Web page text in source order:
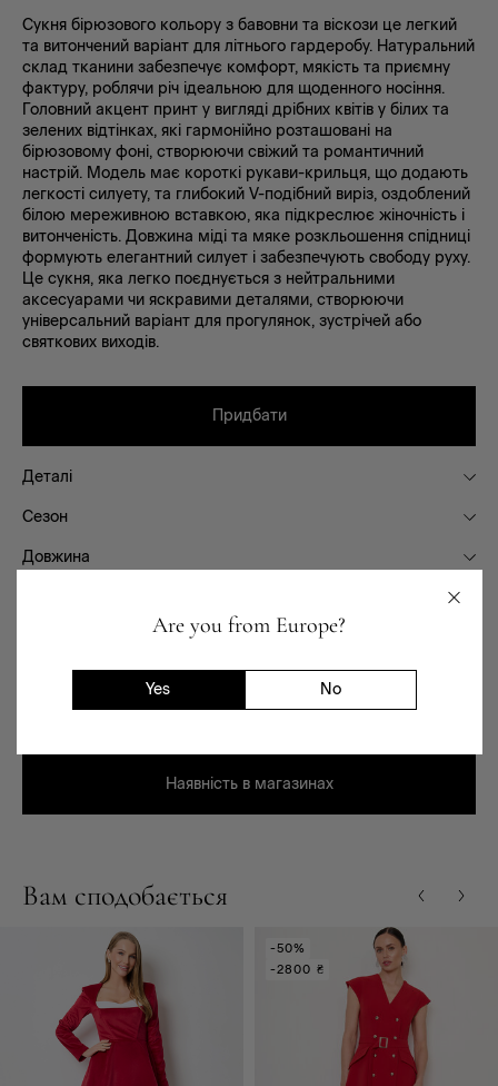
Are you from Europe?
Yes No
Сукня бірюзового кольору з бавовни та віскози це легкий
та витончений варіант для літнього гардеробу. Натуральний
склад тканини забезпечує комфорт, мякість та приємну
фактуру, роблячи річ ідеальною для щоденного носіння.
Головний акцент принт у вигляді дрібних квітів у білих та
зелених відтінках, які гармонійно розташовані на
бірюзовому фоні, створюючи свіжий та романтичний
настрій. Модель має короткі рукави-крильця, що додають
легкості силуету, та глибокий V-подібний виріз, оздоблений
білою мереживною вставкою, яка підкреслює жіночність і
витонченість. Довжина міді та мяке розкльошення спідниці
формують елегантний силует і забезпечують свободу руху.
Це сукня, яка легко поєднується з нейтральними
аксесуарами чи яскравими деталями, створюючи
універсальний варіант для прогулянок, зустрічей або
святкових виходів.
Придбати
Деталі
Сезон
Довжина
Наявність в магазинах
Вам сподобається
-50%
-2800 ₴